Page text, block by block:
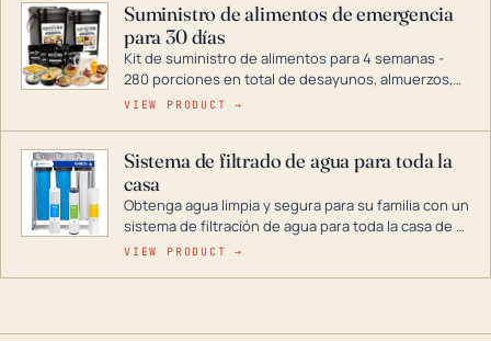
combustible dual, con una gama completa que
abarca desde inversores digitales hasta
generadores que pueden alimentar toda su casa.
Suministro de alimentos de emergencia
para 30 días
Kit de suministro de alimentos para 4 semanas -
280 porciones en total de desayunos, almuerzos,
cenas y postres. Se puede almacenar durante
VIEW PRODUCT →
Sistema de filtrado de agua para toda la
casa
Obtenga agua limpia y segura para su familia con un
sistema de filtración de agua para toda la casa de 3
etapas. La tecnología avanzada de este filtro
en situaciones de emergencia.
VIEW PRODUCT →